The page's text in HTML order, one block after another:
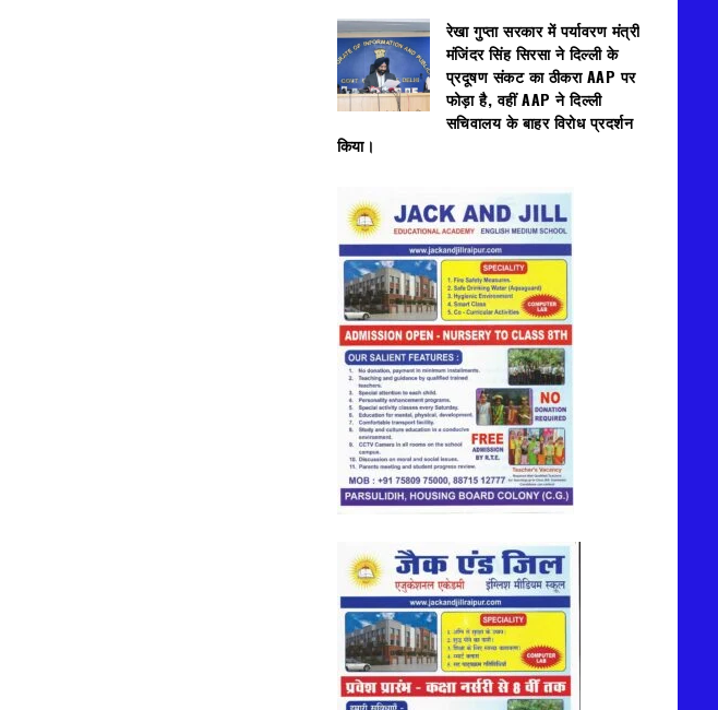
रेखा गुप्ता सरकार में पर्यावरण मंत्री
मंजिंदर सिंह सिरसा ने दिल्ली के
प्रदूषण संकट का ठीकरा AAP पर
फोड़ा है, वहीं AAP ने दिल्ली
सचिवालय के बाहर विरोध प्रदर्शन
किया।